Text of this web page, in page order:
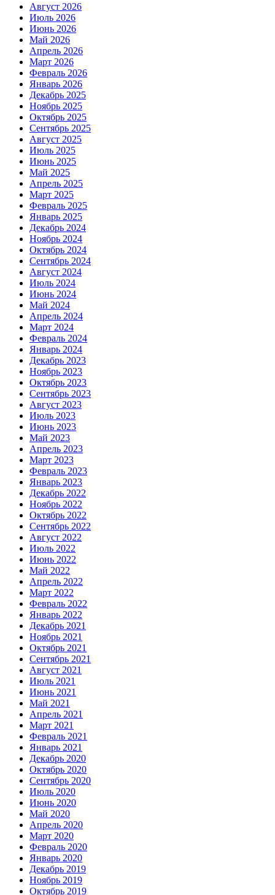
Август 2026
Июль 2026
Июнь 2026
Май 2026
Апрель 2026
Март 2026
Февраль 2026
Январь 2026
Декабрь 2025
Ноябрь 2025
Октябрь 2025
Сентябрь 2025
Август 2025
Июль 2025
Июнь 2025
Май 2025
Апрель 2025
Март 2025
Февраль 2025
Январь 2025
Декабрь 2024
Ноябрь 2024
Октябрь 2024
Сентябрь 2024
Август 2024
Июль 2024
Июнь 2024
Май 2024
Апрель 2024
Март 2024
Февраль 2024
Январь 2024
Декабрь 2023
Ноябрь 2023
Октябрь 2023
Сентябрь 2023
Август 2023
Июль 2023
Июнь 2023
Май 2023
Апрель 2023
Март 2023
Февраль 2023
Январь 2023
Декабрь 2022
Ноябрь 2022
Октябрь 2022
Сентябрь 2022
Август 2022
Июль 2022
Июнь 2022
Май 2022
Апрель 2022
Март 2022
Февраль 2022
Январь 2022
Декабрь 2021
Ноябрь 2021
Октябрь 2021
Сентябрь 2021
Август 2021
Июль 2021
Июнь 2021
Май 2021
Апрель 2021
Март 2021
Февраль 2021
Январь 2021
Декабрь 2020
Октябрь 2020
Сентябрь 2020
Июль 2020
Июнь 2020
Май 2020
Апрель 2020
Март 2020
Февраль 2020
Январь 2020
Декабрь 2019
Ноябрь 2019
Октябрь 2019